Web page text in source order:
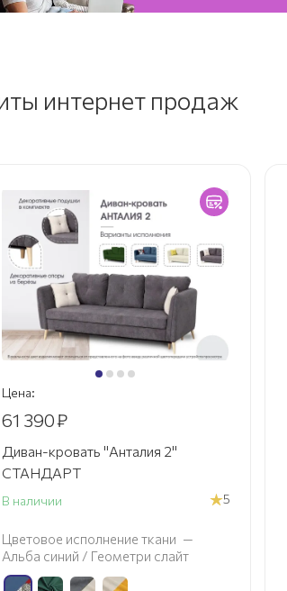
интернет продаж
Цена:
61 390₽
Диван-кровать "Анталия 2"
СТАНДАРТ
В наличии 5
Цветовое исполнение ткани —
Альба синий / Геометри слайт